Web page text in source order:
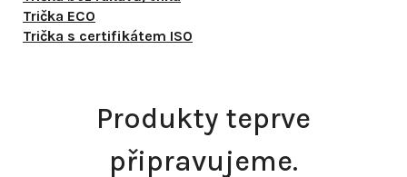
Trička ECO
Trička s certifikátem ISO
Produkty teprve
připravujeme.